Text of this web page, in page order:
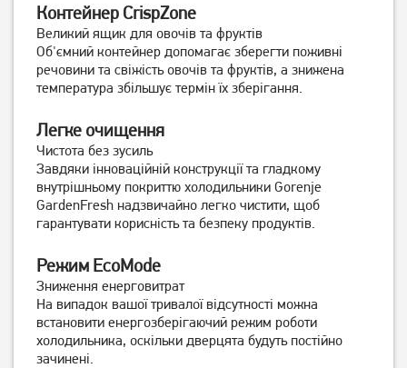
Холодильник Midea
MDRB424FGF01I
Немає в наявності
Холодильник Midea
MDRD142SLF01
Контейнер CrispZone
Великий ящик для овочів та фруктів
Об'ємний контейнер допомагає зберегти поживні
речовини та свіжість овочів та фруктів, а знижена
температура збільшує термін їх зберігання.
Легке очищення
Чистота без зусиль
Завдяки інноваційній конструкції та гладкому
внутрішньому покриттю холодильники Gorenje
GardenFresh надзвичайно легко чистити, щоб
гарантувати корисність та безпеку продуктів.
Режим EcoMode
Зниження енерговитрат
На випадок вашої тривалої відсутності можна
встановити енергозберігаючий режим роботи
холодильника, оскільки дверцята будуть постійно
зачинені.